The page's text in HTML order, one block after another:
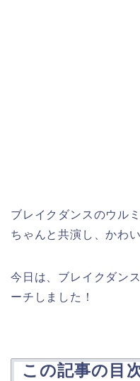
ブレイクダンスのウル
ちゃんと共演し、かわ
今日は、ブレイクダン
ーチしました！
この記事の目